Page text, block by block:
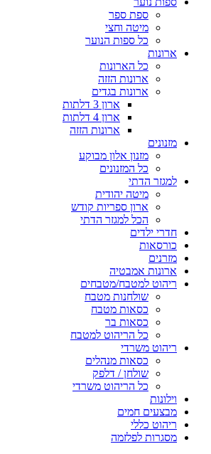
ספת ספר
מיטה וחצי
כל ספות הנוער
ארונות
כל הארונות
ארונות הזזה
ארונות בגדים
ארון 3 דלתות
ארון 4 דלתות
ארונות הזזה
מזנונים
מזנון אלון מבוקע
כל המזנונים
למגזר הדתי
מיטה יהודית
ארון ספריות קודש
הכל למגזר הדתי
חדרי ילדים
כורסאות
מזרנים
ארונות אמבטיה
ריהוט למטבח/מטבחים
שולחנות מטבח
כסאות מטבח
כסאות בר
כל הריהוט למטבח
ריהוט משרדי
כסאות מנהלים
שולחן / דלפק
כל הריהוט משרדי
וילונות
מבצעים חמים
ריהוט כללי
מסגרות לפלזמה